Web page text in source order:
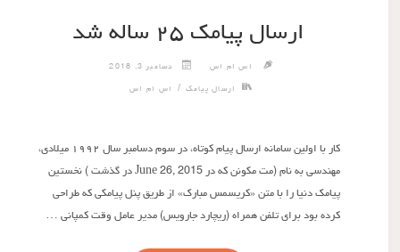
ارسال پیامک ۲۵ ساله شد
اس ام اس دسامبر 3, 2018
ارسال پیامک/ اس ام اس
کار با اولین سامانه ارسال پیام کوتاه، در سوم دسامبر سال ۱۹۹۲ میلادی،
مهندسی به نام (مت مکونن که در June 26, 2015 در گذشت ) نخستین
پیامک دنیا را با متن «کریسمس مبارک» از طریق پنل پیامکی که طراحی
کرده بود برای تلفن همراه (ریچارد جارویس) مدیر عامل وقت کمپانی …